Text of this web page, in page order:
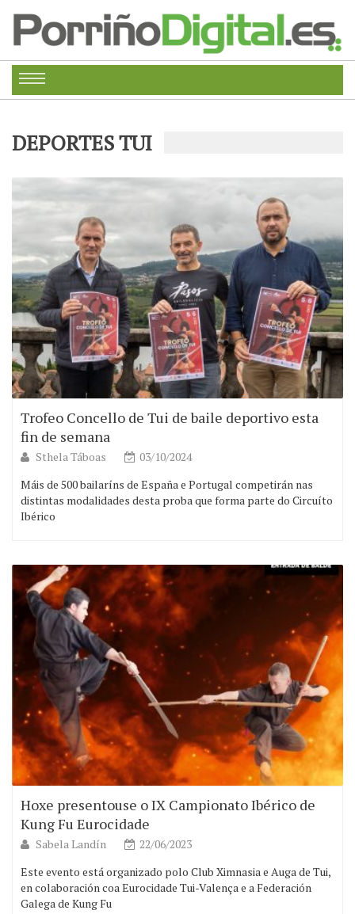
DEPORTES TUI
Trofeo Concello de Tui de baile deportivo esta
fin de semana
Sthela Táboas
03/10/2024
Máis de 500 bailaríns de España e Portugal competirán nas
distintas modalidades desta proba que forma parte do Circuíto
Ibérico
Hoxe presentouse o IX Campionato Ibérico de
Kung Fu Eurocidade
Sabela Landín
22/06/2023
Este evento está organizado polo Club Ximnasia e Auga de Tui,
en colaboración coa Eurocidade Tui-Valença e a Federación
Galega de Kung Fu